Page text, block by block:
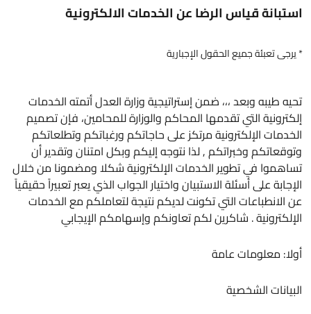
استبانة قياس الرضا عن الخدمات الالكترونية
* يرجى تعبئة جميع الحقول الإجبارية
تحيه طيبه وبعد ،،، ضمن إستراتيجية وزارة العدل أتمته الخدمات
إلكترونية التي تقدمها المحاكم والوزارة للمحامين، فإن تصميم
الخدمات الإلكترونية مرتكز على حاجاتكم ورغباتكم وتطلعاتكم
وتوقعاتكم وخبراتكم , لذا نتوجه إليكم وبكل امتنان وتقدير أن
تساهموا في تطوير الخدمات الإلكترونية شكلا ومضمونا من خلال
الإجابة على أسئلة الاستبيان واختيار الجواب الذي يعبر تعبيراً حقيقياً
عن الانطباعات التي تكونت لديكم نتيجة لتعاملكم مع الخدمات
الإلكترونية . شاكرين لكم تعاونكم وإسهامكم الإيجابي
أولا: معلومات عامة
البيانات الشخصية